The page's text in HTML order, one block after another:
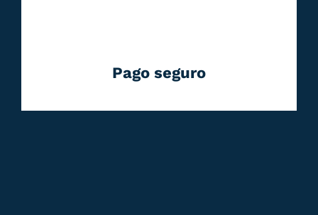
Pago seguro